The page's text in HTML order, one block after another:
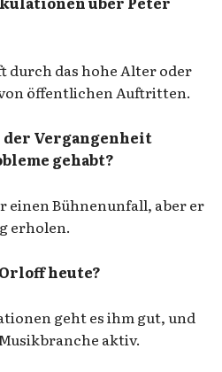
durch das hohe Alter oder
öffentlichen Auftritten.
der Vergangenheit
gehabt?
einen Bühnenunfall, aber er
erholen.
heute?
geht es ihm gut, und
aktiv.